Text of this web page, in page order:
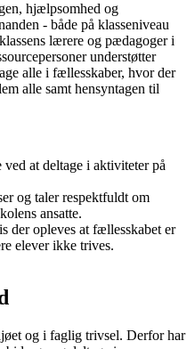
hjælpsomhed og
- både på klasseniveau
lærere og pædagoger i
understøtter
alle i fællesskaber, hvor der
alle samt hensyntagen til
at deltage i aktiviteter på
og taler respektfuldt om
ansatte.
der opleves at fællesskabet er
elever ikke trives.
og i faglig trivsel. Derfor har